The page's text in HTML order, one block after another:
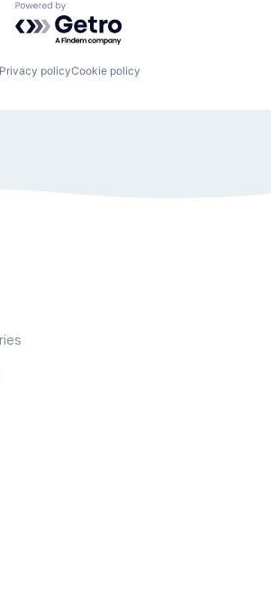
Powered by Getro.com
Privacy policyCookie policy